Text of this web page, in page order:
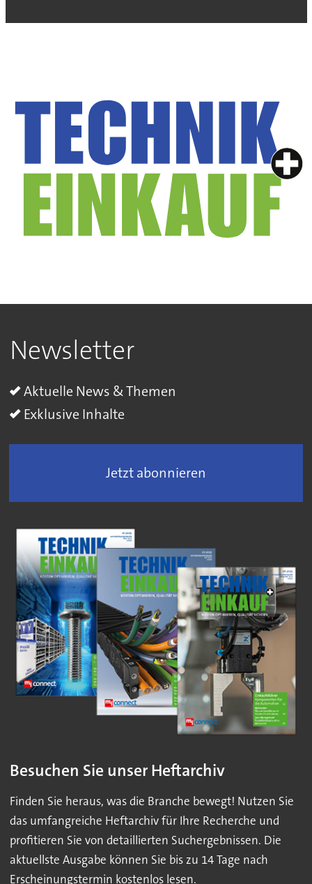
Newsletter
Aktuelle News & Themen
Exklusive Inhalte
Jetzt abonnieren
Besuchen Sie unser Heftarchiv
Finden Sie heraus, was die Branche bewegt! Nutzen Sie
das umfangreiche Heftarchiv für Ihre Recherche und
profitieren Sie von detaillierten Suchergebnissen. Die
aktuellste Ausgabe können Sie bis zu 14 Tage nach
Erscheinungstermin kostenlos lesen.